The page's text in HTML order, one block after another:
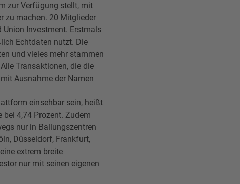
zur Verfügung stellt, mit
zu machen. 20 Mitglieder
Investment. Erstmals
Echtdaten nutzt. Die
und vieles mehr stammen
Transaktionen, die die
Ausnahme der Namen
einsehbar sein, heißt
4,74 Prozent. Zudem
nur in Ballungszentren
Düsseldorf, Frankfurt,
extrem breite
nur mit seinen eigenen